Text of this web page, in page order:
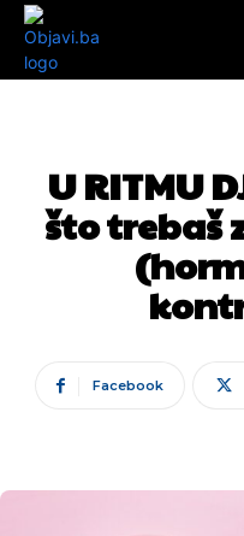
U RITMU
što trebaš
Facebook